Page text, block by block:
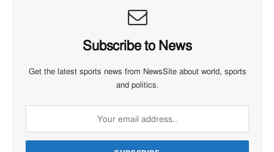
Subscribe to News
Get the latest sports news from NewsSite about world, sports
and politics.